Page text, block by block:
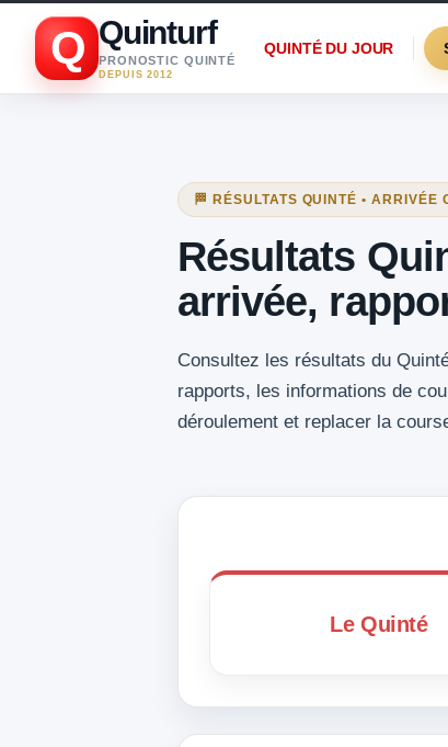
Q Quinturf
PRONOSTIC QUINTÉ
DEPUIS 2012
QUINTÉ DU JOUR
🏁 RÉSULTATS QUINTÉ • ARRIVÉE
Résultats
arrivée,
Consultez les résultats du
rapports, les informations de
déroulement et replacer la
Le Quinté